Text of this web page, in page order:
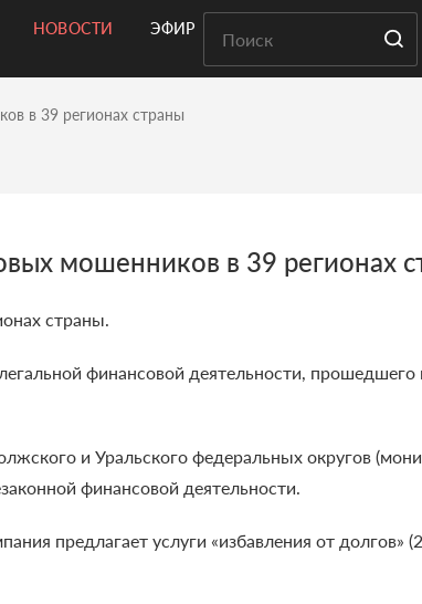
НОВОСТИ ЭФИР
в 39 регионах страны
мошенников в 39 регионах
страны.
финансовой деятельности, прошедшего
и Уральского федеральных округов
финансовой деятельности.
предлагает услуги «избавления от долгов»